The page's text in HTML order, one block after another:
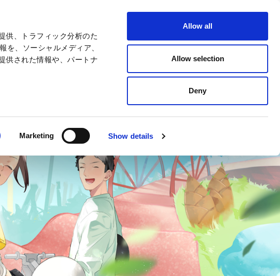
供、トラフィック分析のた
を、ソーシャルメディア、
供された情報や、パートナ
Marketing Show details
Allow all
Allow selection
Deny
語言
營業時間 費用・票券
商店
營村 飯店
巨大網林 SUMIKA
超級GT
空的露營村TOP
橡實森林廚房